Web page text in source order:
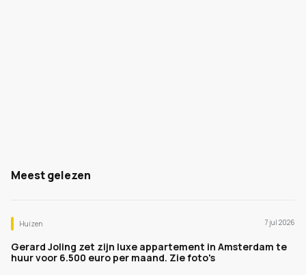
Meest gelezen
Huizen 7 jul 2026
Gerard Joling zet zijn luxe appartement in Amsterdam te
huur voor 6.500 euro per maand. Zie foto's